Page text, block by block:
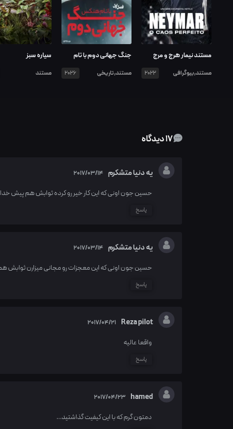
مستند نیمار هرج و مرج
مستند,بیوگرافی 2022
جنگ جهانی دوم با تام
مستند,تاریخی 2026
سیاره سبز
مستند
17 دیدگاه
یه دنیا متشکرم 2017/03/14
حسین جون اونی که این کار خیر رو کرده ثوابش هم پیش
پاسخ
یه دنیا متشکرم 2017/03/14
حسین جون اونی که این معجزات رو مجانی میزارن ثوابش
پاسخ
Reza pilot
2017/04/21
واقعا عالیه
پاسخ
hamed
2017/04/23
دمتون گرم که با این کیفیت گذاشتید…